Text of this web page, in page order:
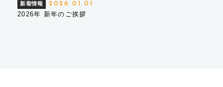
新着情報 2026.01.01
2026年 新年のご挨拶